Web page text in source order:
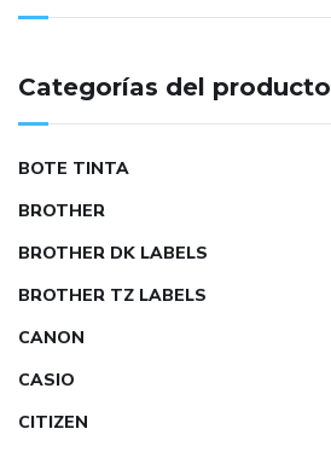
Categorías del producto
BOTE TINTA
BROTHER
BROTHER DK LABELS
BROTHER TZ LABELS
CANON
CASIO
CITIZEN